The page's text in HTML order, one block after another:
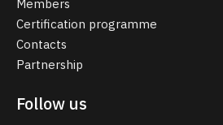
Members
Certification programme
Contacts
Partnership
Follow us